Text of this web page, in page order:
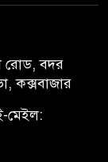
রোড, বদর
কক্সবাজার
মেইল: